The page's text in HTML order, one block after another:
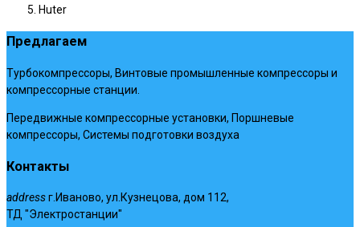
Huter
Предлагаем
Турбокомпрессоры, Винтовые промышленные компрессоры и
компрессорные станции.
Передвижные компрессорные установки, Поршневые
компрессоры, Системы подготовки воздуха
Контакты
addressг.Иваново, ул.Кузнецова, дом 112,
ТД "Электростанции"